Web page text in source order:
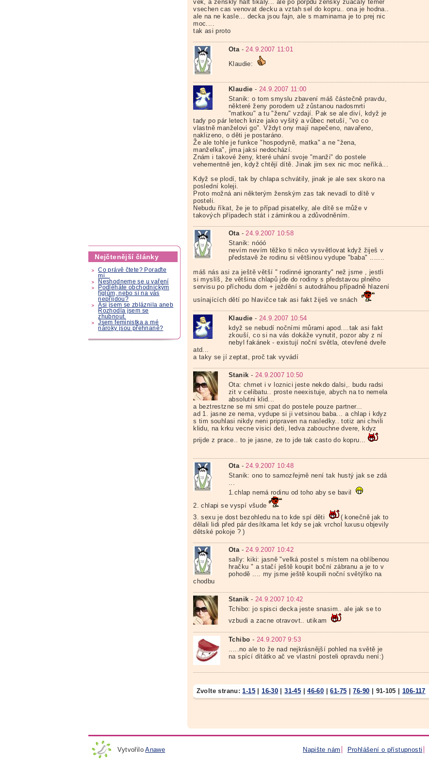
Nejčtenější články
Co právě čtete? Poraďte
mi...
Neshodneme se u vaření
Podléháte obchodnickým
fíglům, nebo si na vás
nepřijdou?
Asi jsem se zbláznila aneb
Rozhodla jsem se
zhubnout.
Jsem feministka a mé
nároky jsou přehnané?
vek, a zenskly halt tikaly... ale po porpdu zensky zuacaly temer
vsechen cas venovat decku a vztah sel do kopru.. ona je hodna..
ale na ne kasle... decka jsou fajn, ale s maminama je to prej nic
moc....
tak asi proto
Ota - 24.9.2007 11:01
Klaudie:
Klaudie - 24.9.2007 11:00
Stanik: o tom smyslu zbavení máš částečně pravdu,
některé ženy porodem už zůstanou nadosmrti
"matkou" a tu "ženu" vzdají. Pak se ale diví, když je
tady po pár letech krize jako vyšitý a vůbec netuší, "vo co
vlastně manželovi go". Vždyt ony mají napečeno, navařeno,
naklizeno, o děti je postaráno.
Že ale tohle je funkce "hospodyně, matka" a ne "žena,
manželka", jima jaksi nedochází.
Znám i takové ženy, které uhání svoje "manži" do postele
vehementně jen, když chtějí dítě. Jinak jim sex nic moc neříká...
Když se plodí, tak by chlapa schvátily, jinak je ale sex skoro na
poslední koleji.
Proto možná ani některým ženským zas tak nevadí to dítě v
posteli.
Nebudu říkat, že je to případ pisatelky, ale dítě se může v
takových případech stát i záminkou a zdůvodněním.
Ota-24.9.2007 10:58
Stanik: nóóó
nevím nevím těžko ti něco vysvětlovat když žiješ v
představě že rodinu si většinou vydupe "baba" .......
máš nás asi za ještě větší " rodinné ignoranty" než jsme , jestli
si myslíš, že většina chlapů jde do rodiny s představou plného
servisu po příchodu dom + ježdění s autodráhou případně hlazení
usínajících dětí po hlavičce tak asi fakt žiješ ve snách
Klaudie - 24.9.2007 10:54
když se nebudí nočními můrami apod....tak asi fakt
zkouší, co si na vás dokáže vynutit, pozor aby z ní
nebyl fakánek - existují noční světla, otevřené dveře
atd...
a taky se jí zeptat, proč tak vyvádí
Stanik - 24.9.2007 10:50
Ota: chrnet i v loznici jeste nekdo dalsi,. budu radsi
zit v celibatu.. proste neexistuje, abych na to nemela
absolutni klid...
a beztrestzne se mi smi cpat do postele pouze partner...
ad 1. jasne ze nema, vydupe si ji vetsinou baba... a chlap i kdyz
s tim souhlasi nikdy neni pripraven na nasledky.. totiz ani chvili
klidu, na krku vecne visici deti, ledva zabouchne dvere, kdyz
prijde z prace.. to je jasne, ze to jde tak casto do kopru...
Ota - 24.9.2007 10:48
Stanik: ono to samozřejmě není tak hustý jak se zdá
1.chlap nemá rodinu od toho aby se bavil
2. chlapi se vyspí všude
3. sexu je dost bezohledu na to kde spí děti
( konečně jak to
dělali lidi před pár desítkama let kdy se jak vrchol luxusu objevily
dětské pokoje ? )
Ota-24.9.2007 10:42
sally: kiki: jasně "velká postel s místem na oblíbenou
hračku " a stačí ještě koupit boční zábranu a je to v
pohodě .... my jsme ještě koupili noční světýlko na
chodbu
Stanik - 24.9.2007 10:42
Tchibo: jo spisci decka jeste snasim.. ale jak se to
vzbudi a zacne otravovt.. utikam
Tchibo - 24.9.2007 9:53
.....no ale to že nad nejkrásnější pohled na světě je
na spící dítátko ač ve vlastní posteli opravdu není:)
Zvolte stranu:1-15 |16-30 |31-45 |46-60 |61-75 |76-90 91-105 |106-117
VytvořiloAnawe Napište nám Prohlášení o přístupnosti